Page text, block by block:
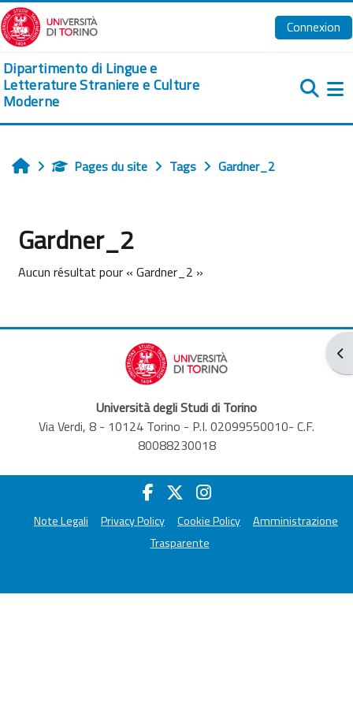
Passer au contenu principal
Connexion
Dipartimento di Lingue e
Letterature Straniere e Culture
Moderne
AccueilPages du site Tags Gardner_2
Gardner_2
Aucun résultat pour « Gardner_2 »
Università degli Studi di Torino
Via Verdi, 8 - 10124 Torino - P.I. 02099550010- C.F.
80088230018
Note Legali Privacy Policy Cookie Policy
Amministrazione
Trasparente